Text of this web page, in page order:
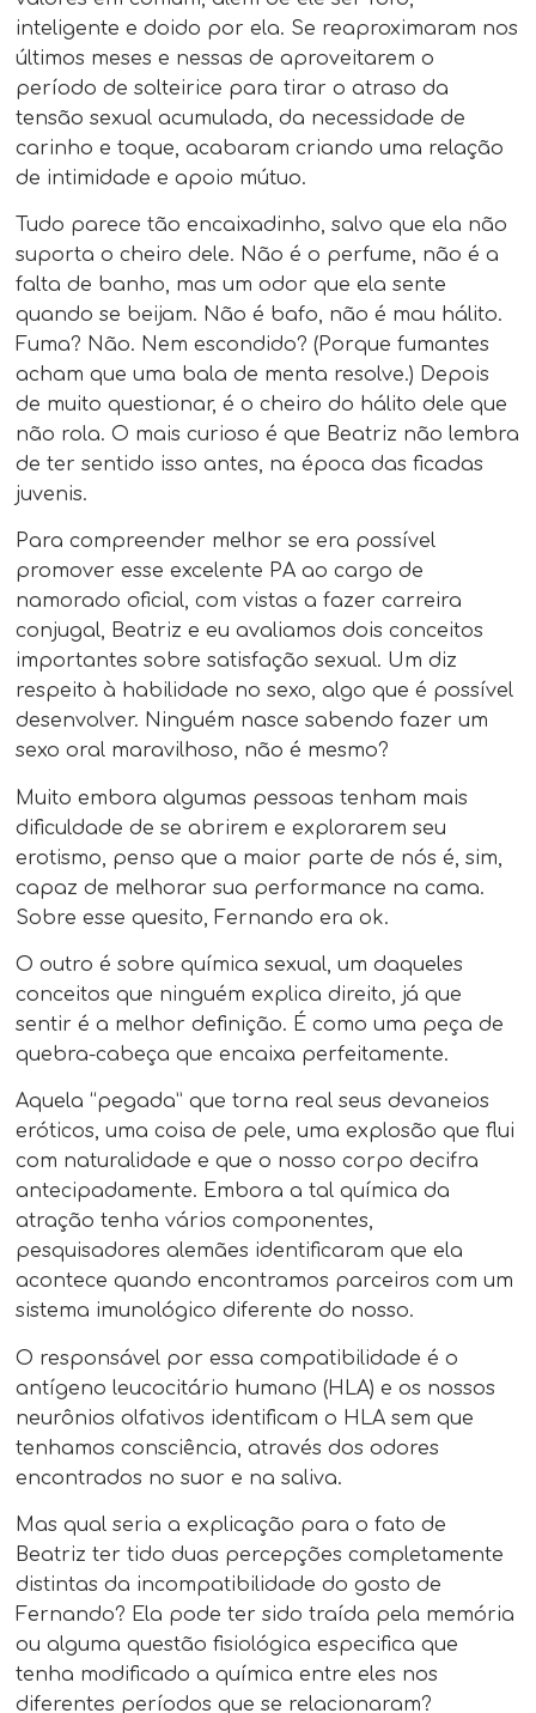
inteligente e doido por ela. Se reaproximaram nos
últimos meses e nessas de aproveitarem o
período de solteirice para tirar o atraso da
tensão sexual acumulada, da necessidade de
carinho e toque, acabaram criando uma relação
de intimidade e apoio mútuo.
Tudo parece tão encaixadinho, salvo que ela não
suporta o cheiro dele. Não é o perfume, não é a
falta de banho, mas um odor que ela sente
quando se beijam. Não é bafo, não é mau hálito.
Fuma? Não. Nem escondido? (Porque fumantes
acham que uma bala de menta resolve.) Depois
de muito questionar, é o cheiro do hálito dele que
não rola. O mais curioso é que Beatriz não lembra
de ter sentido isso antes, na época das ficadas
juvenis.
Para compreender melhor se era possível
promover esse excelente PA ao cargo de
namorado oficial, com vistas a fazer carreira
conjugal, Beatriz e eu avaliamos dois conceitos
importantes sobre satisfação sexual. Um diz
respeito à habilidade no sexo, algo que é possível
desenvolver. Ninguém nasce sabendo fazer um
sexo oral maravilhoso, não é mesmo?
Muito embora algumas pessoas tenham mais
dificuldade de se abrirem e explorarem seu
erotismo, penso que a maior parte de nós é, sim,
capaz de melhorar sua performance na cama.
Sobre esse quesito, Fernando era ok.
O outro é sobre química sexual, um daqueles
conceitos que ninguém explica direito, já que
sentir é a melhor definição. É como uma peça de
quebra-cabeça que encaixa perfeitamente.
Aquela “pegada” que torna real seus devaneios
eróticos, uma coisa de pele, uma explosão que flui
com naturalidade e que o nosso corpo decifra
antecipadamente. Embora a tal química da
atração tenha vários componentes,
pesquisadores alemães identificaram que ela
acontece quando encontramos parceiros com um
sistema imunológico diferente do nosso.
O responsável por essa compatibilidade é o
antígeno leucocitário humano (HLA) e os nossos
neurônios olfativos identificam o HLA sem que
tenhamos consciência, através dos odores
encontrados no suor e na saliva.
Mas qual seria a explicação para o fato de
Beatriz ter tido duas percepções completamente
distintas da incompatibilidade do gosto de
Fernando? Ela pode ter sido traída pela memória
ou alguma questão fisiológica especifica que
tenha modificado a química entre eles nos
diferentes períodos que se relacionaram?